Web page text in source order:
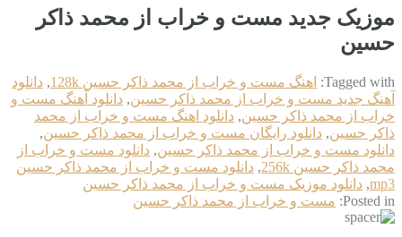
موزیک جدید مست و خراب از محمد ذاکر
حسین
Tagged with: اهنگ مست و خراب از محمد ذاکر حسین 128k , دانلود
آهنگ جدید مست و خراب از محمد ذاکر حسین, دانلود آهنگ مست و
خراب از محمد ذاکر حسین, دانلود اهنگ مست و خراب از محمد
ذاکر حسین, دانلود رایگان مست و خراب از محمد ذاکر حسین,
دانلود مست و خراب از محمد ذاکر حسین, دانلود مست و خراب از
محمد ذاکر حسین 256k
, دانلود مست و خراب از محمد ذاکر حسین
mp3
, دانلود موزیک مست و خراب از محمد ذاکر حسین
Posted in: مست و خراب از محمد ذاکر حسین